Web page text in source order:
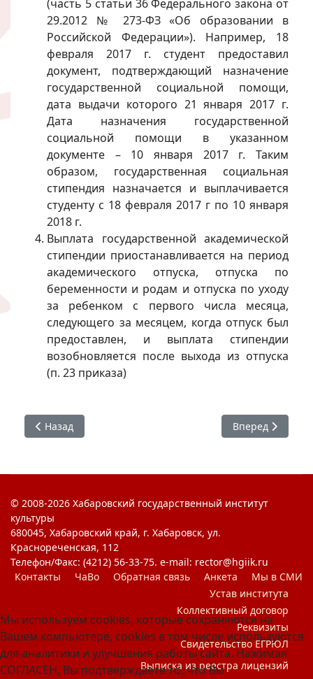
(часть 5 статьи 36 Федерального закона от
29.2012 № 273-ФЗ «Об образовании в
Российской Федерации»). Например, 18
февраля 2017 г. студент предоставил
документ, подтверждающий назначение
государственной социальной помощи,
дата выдачи которого 21 января 2017 г.
Дата назначения государственной
социальной помощи в указанном
документе – 10 января 2017 г. Таким
образом, государственная социальная
стипендия назначается и выплачивается
студенту с 18 февраля 2017 г по 10 января
2018 г.
Выплата государственной академической
стипендии приостанавливается на период
академического отпуска, отпуска по
беременности и родам и отпуска по уходу
за ребенком с первого числа месяца,
следующего за месяцем, когда отпуск был
предоставлен, и выплата стипендии
возобновляется после выхода из отпуска
(п. 23 приказа)
Предыдущий: Стипендиаты - 2026
Назад Следующий:
Вперед
© 2008-2026 Хабаровский государственный институт
культуры
680045, Хабаровский край, г. Хабаровск, ул.
Краснореченская, 112
Телефон/Факс: (4212) 56-33-75. e-mail: rector@hgiik.ru
Контакты
ЧаВо Обратная связь Анкета
Мы в СМИ
Устав института
Коллективный договор
Реквизиты
Свидетельство ЕГРЮЛ
Выписка из реестра лицензий
Мы используем cookies, которые сохраняются на
Вашем компьютере, cookies в том числе используются
для аналитики и улучшения работы сайта. Нажимая
СОГЛАСЕН, Вы подтверждаете то, что Вы